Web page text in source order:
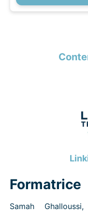
Formatrice
Samah